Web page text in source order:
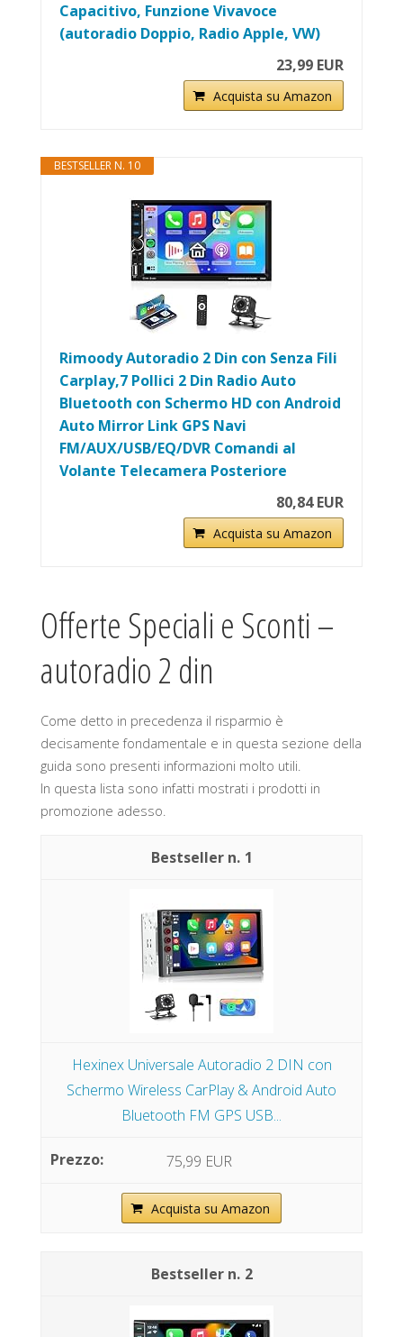
Capacitivo, Funzione Vivavoce
(autoradio Doppio, Radio Apple, VW)
23,99 EUR
Acquista su Amazon
BESTSELLER N. 10
Rimoody Autoradio 2 Din con Senza Fili
Carplay,7 Pollici 2 Din Radio Auto
Bluetooth con Schermo HD con Android
Auto Mirror Link GPS Navi
FM/AUX/USB/EQ/DVR Comandi al
Volante Telecamera Posteriore
80,84 EUR
Acquista su Amazon
Offerte Speciali e Sconti –
autoradio 2 din
Come detto in precedenza il risparmio è
decisamente fondamentale e in questa sezione della
guida sono presenti informazioni molto utili.
In questa lista sono infatti mostrati i prodotti in
promozione adesso.
1
Hexinex Universale Autoradio 2 DIN con
Schermo Wireless CarPlay & Android Auto
Bluetooth FM GPS USB...
75,99 EUR
Acquista su Amazon
2